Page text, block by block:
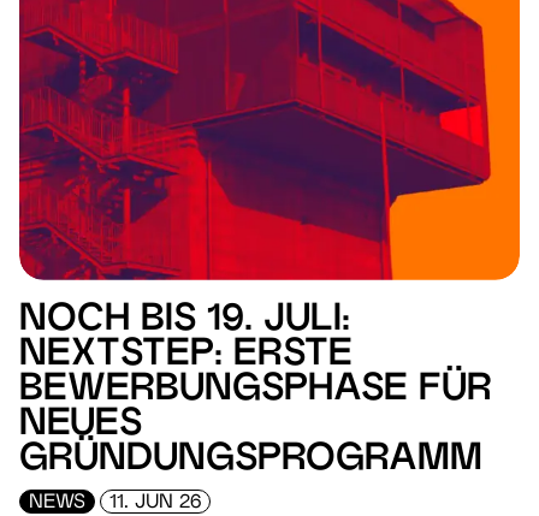
NOCH BIS 19. JULI:
NEXTSTEP: ERSTE
BEWERBUNGSPHASE FÜR
NEUES
GRÜNDUNGSPROGRAMM
NEWS 11. JUN 26